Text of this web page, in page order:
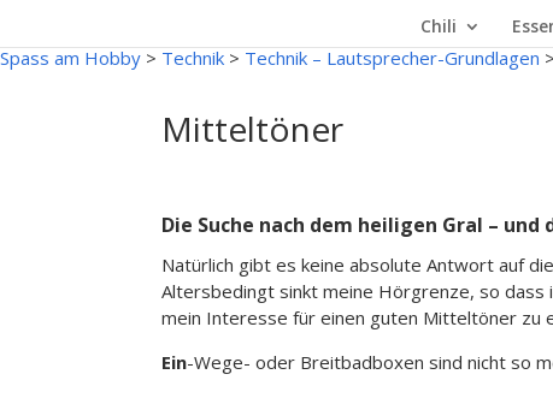
Chili
Spass am Hobby > Technik > Technik – Lautsprecher-Grundlagen >
Mitteltöner
Die Suche nach dem heiligen Gral –
Natürlich gibt es keine absolute Antwort auf
Altersbedingt sinkt meine Hörgrenze, so dass
mein Interesse für einen guten Mitteltöner zu
Ein-Wege- oder Breitbadboxen sind nicht so